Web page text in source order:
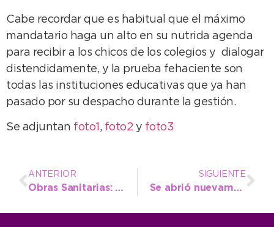
Cabe recordar que es habitual que el máximo
mandatario haga un alto en su nutrida agenda
para recibir a los chicos de los colegios y dialogar
distendidamente, y la prueba fehaciente son
todas las instituciones educativas que ya han
pasado por su despacho durante la gestión.
Se adjuntan foto1 , foto2 y foto3
ANTERIOR
Obras Sanitarias: red de cloacas y arreglo de pérdidas
SIGUIENTE
Se abrió nuevamente al tránsito el Puente Taraborelli